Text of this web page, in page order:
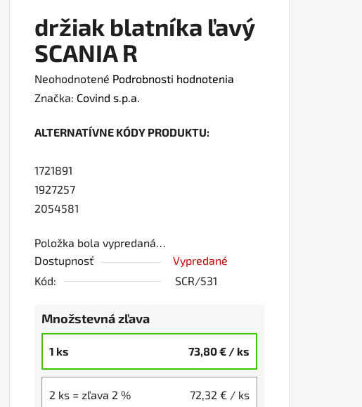
držiak blatníka ľavý
SCANIA R
Priemerné
hodnotenie
je
z
5
hviezdičiek.
Neohodnotené Podrobnosti hodnotenia
Značka: Covind s.p.a.
ALTERNATÍVNE KÓDY PRODUKTU:
1721891
1927257
2054581
Položka bola vypredaná…
Dostupnosť
Vypredané
Kód:
SCR/531
Množstevná zľava
1 ks 73,80 € / ks
2 ks = zľava 2 % 72,32 € / ks